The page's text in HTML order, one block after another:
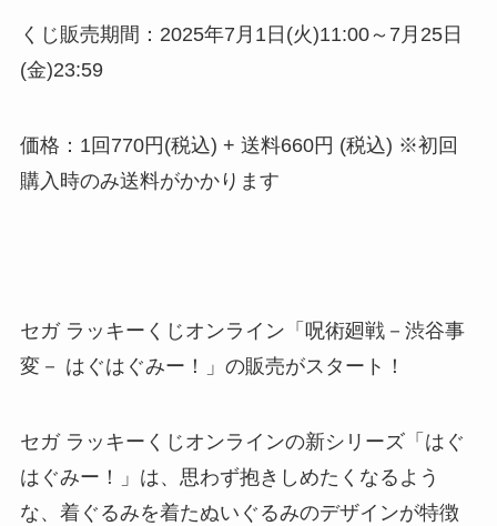
くじ販売期間：2025年7月1日(火)11:00～7月25日
(金)23:59
価格：1回770円(税込) + 送料660円 (税込) ※初回
購入時のみ送料がかかります
セガ ラッキーくじオンライン「呪術廻戦－渋谷事
変－ はぐはぐみー！」の販売がスタート！
セガ ラッキーくじオンラインの新シリーズ「はぐ
はぐみー！」は、思わず抱きしめたくなるよう
な、着ぐるみを着たぬいぐるみのデザインが特徴